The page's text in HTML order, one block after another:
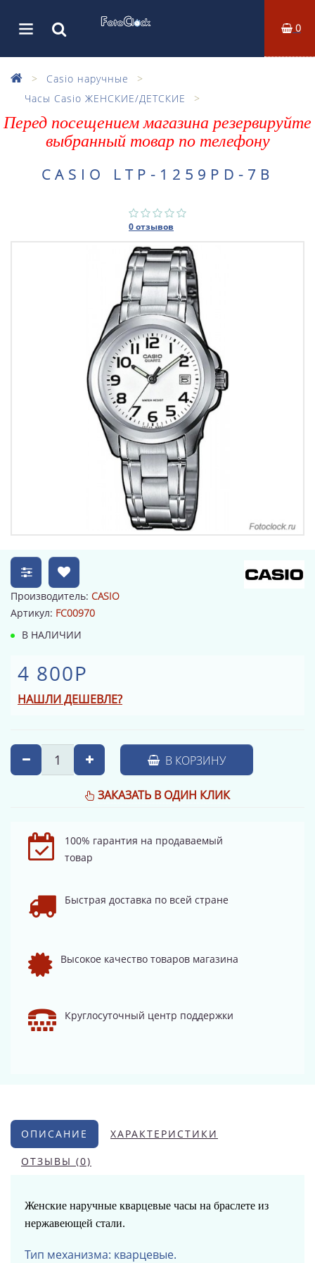
0
Casio наручные
Часы Casio ЖЕНСКИЕ/ДЕТСКИЕ
Перед посещением магазина резервируйте
выбранный товар по телефону
CASIO LTP-1259PD-7B
0 отзывов
Производитель: CASIO
Артикул: FC00970
В НАЛИЧИИ
4 800Р
НАШЛИ ДЕШЕВЛЕ?
В КОРЗИНУ
ЗАКАЗАТЬ В ОДИН КЛИК
100% гарантия на продаваемый
товар
Быстрая доставка по всей стране
Высокое качество товаров магазина
Круглосуточный центр поддержки
ОПИСАНИЕ ХАРАКТЕРИСТИКИ
ОТЗЫВЫ (0)
Женские наручные кварцевые часы на браслете из
нержавеющей стали.
Тип механизма: кварцевые.